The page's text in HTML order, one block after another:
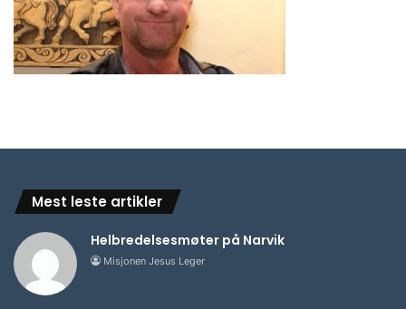
Mest leste artikler
Helbredelsesmøter på Narvik
Misjonen Jesus Leger